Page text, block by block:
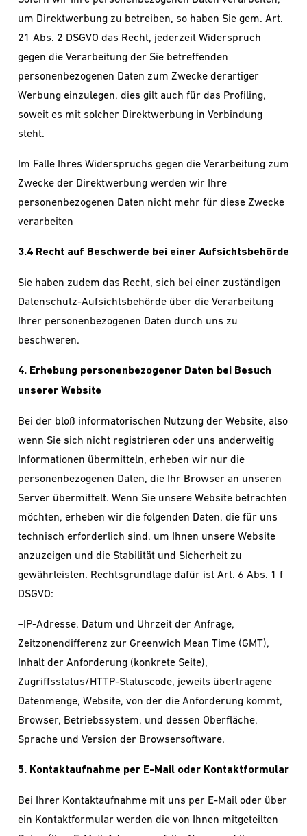
um Direktwerbung zu betreiben, so haben Sie gem. Art.
21 Abs. 2 DSGVO das Recht, jederzeit Widerspruch
gegen die Verarbeitung der Sie betreffenden
personenbezogenen Daten zum Zwecke derartiger
Werbung einzulegen, dies gilt auch für das Profiling,
soweit es mit solcher Direktwerbung in Verbindung
steht.
Im Falle Ihres Widerspruchs gegen die Verarbeitung zum
Zwecke der Direktwerbung werden wir Ihre
personenbezogenen Daten nicht mehr für diese Zwecke
verarbeiten
3.4 Recht auf Beschwerde bei einer Aufsichtsbehörde
Sie haben zudem das Recht, sich bei einer zuständigen
Datenschutz-Aufsichtsbehörde über die Verarbeitung
Ihrer personenbezogenen Daten durch uns zu
beschweren.
4. Erhebung personenbezogener Daten bei Besuch
unserer Website
Bei der bloß informatorischen Nutzung der Website, also
wenn Sie sich nicht registrieren oder uns anderweitig
Informationen übermitteln, erheben wir nur die
personenbezogenen Daten, die Ihr Browser an unseren
Server übermittelt. Wenn Sie unsere Website betrachten
möchten, erheben wir die folgenden Daten, die für uns
technisch erforderlich sind, um Ihnen unsere Website
anzuzeigen und die Stabilität und Sicherheit zu
gewährleisten. Rechtsgrundlage dafür ist Art. 6 Abs. 1 f
DSGVO:
–IP-Adresse, Datum und Uhrzeit der Anfrage,
Zeitzonendifferenz zur Greenwich Mean Time (GMT),
Inhalt der Anforderung (konkrete Seite),
Zugriffsstatus/HTTP-Statuscode, jeweils übertragene
Datenmenge, Website, von der die Anforderung kommt,
Browser, Betriebssystem, und dessen Oberfläche,
Sprache und Version der Browsersoftware.
5. Kontaktaufnahme per E-Mail oder Kontaktformular
Bei Ihrer Kontaktaufnahme mit uns per E-Mail oder über
ein Kontaktformular werden die von Ihnen mitgeteilten